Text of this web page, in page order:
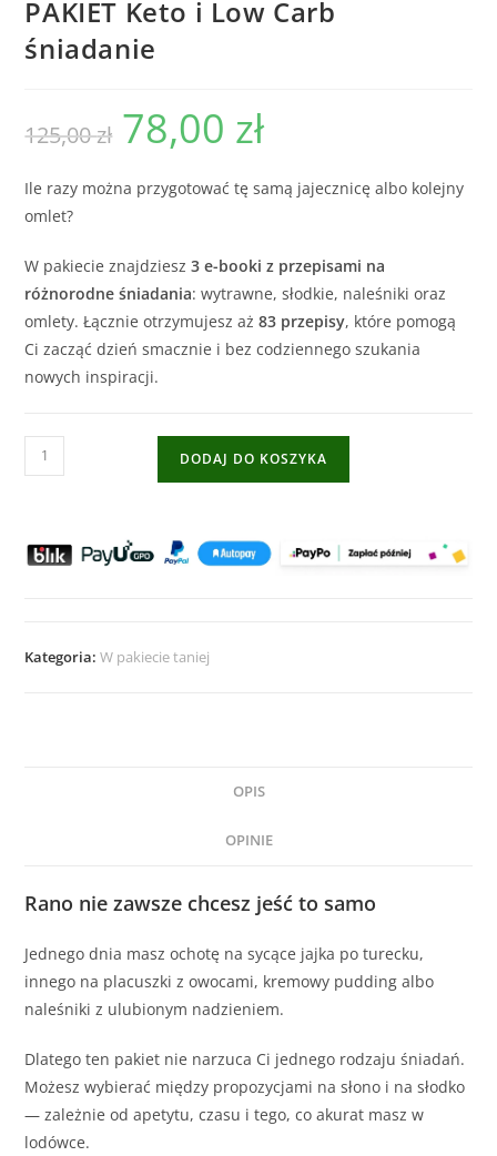
PAKIET Keto i Low Carb
śniadanie
125,00zł 78,00 zł
Ile razy można przygotować tę samą jajecznicę albo kolejny
omlet?
W pakiecie znajdziesz3 e-booki z przepisami na
różnorodne śniadania: wytrawne, słodkie, naleśniki oraz
omlety. Łącznie otrzymujesz aż83 przepisy, które pomogą
Ci zacząć dzień smacznie i bez codziennego szukania
nowych inspiracji.
DODAJ DO KOSZYKA
Kategoria:W pakiecie taniej
OPIS
OPINIE
Rano nie zawsze chcesz jeść to samo
Jednego dnia masz ochotę na sycące jajka po turecku,
innego na placuszki z owocami, kremowy pudding albo
naleśniki z ulubionym nadzieniem.
Dlatego ten pakiet nie narzuca Ci jednego rodzaju śniadań.
Możesz wybierać między propozycjami na słono i na słodko
— zależnie od apetytu, czasu i tego, co akurat masz w
lodówce.